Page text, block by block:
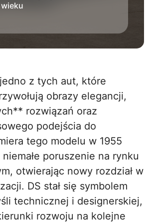
obrazy elegancji,
rozwiązań oraz
podejścia do
tego modelu w 1955
niemałe poruszenie na rynku
otwierając nowy rozdział w
DS stał się symbolem
technicznej i designerskiej,
rozwoju na kolejne